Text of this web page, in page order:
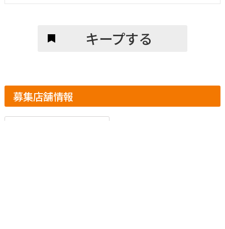
キープする
募集店舗情報